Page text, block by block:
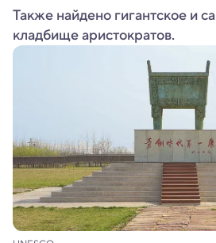
Также найдено гигантское и
кладбище аристократов.